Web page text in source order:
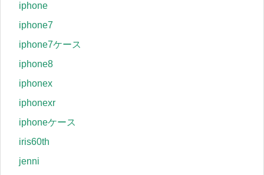
iphone
iphone7
iphone7ケース
iphone8
iphonex
iphonexr
iphoneケース
iris60th
jenni